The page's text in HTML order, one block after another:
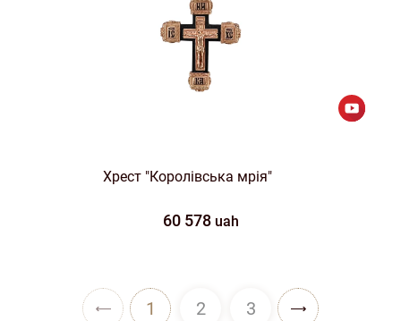
Хрест "Королівська мрія"
60 578 uah
1 2 3